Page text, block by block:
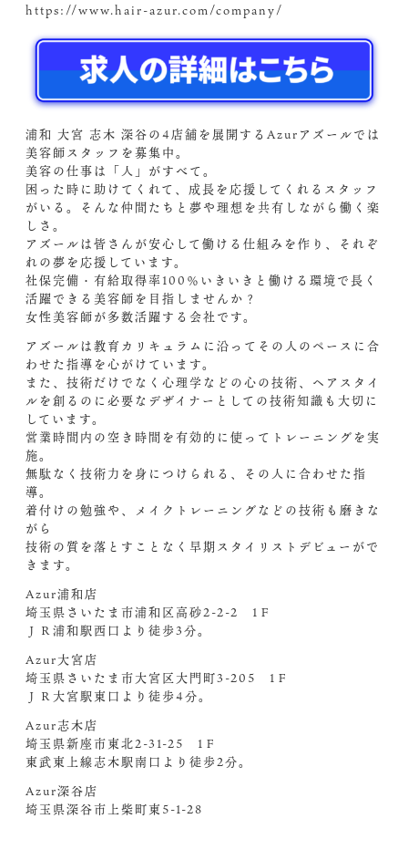
https://www.hair-azur.com/company/
浦和 大宮 志木 深谷の4店舗を展開するAzurアズールでは
美容師スタッフを募集中。
美容の仕事は「人」がすべて。
困った時に助けてくれて、成長を応援してくれるスタッフ
がいる。そんな仲間たちと夢や理想を共有しながら働く楽
しさ。
アズールは皆さんが安心して働ける仕組みを作り、それぞ
れの夢を応援しています。
社保完備・有給取得率100％いきいきと働ける環境で長く
活躍できる美容師を目指しませんか？
女性美容師が多数活躍する会社です。
アズールは教育カリキュラムに沿ってその人のペースに合
わせた指導を心がけています。
また、技術だけでなく心理学などの心の技術、ヘアスタイ
ルを創るのに必要なデザイナーとしての技術知識も大切に
しています。
営業時間内の空き時間を有効的に使ってトレーニングを実
施。
無駄なく技術力を身につけられる、その人に合わせた指
導。
着付けの勉強や、メイクトレーニングなどの技術も磨きな
がら
技術の質を落とすことなく早期スタイリストデビューがで
きます。
Azur浦和店
埼玉県さいたま市浦和区高砂2-2-2 1Ｆ
ＪＲ浦和駅西口より徒歩3分。
Azur大宮店
埼玉県さいたま市大宮区大門町3-205 1Ｆ
ＪＲ大宮駅東口より徒歩4分。
Azur志木店
埼玉県新座市東北2-31-25 1Ｆ
東武東上線志木駅南口より徒歩2分。
Azur深谷店
埼玉県深谷市上柴町東5-1-28